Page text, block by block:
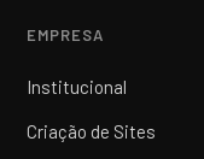
EMPRESA
Institucional
Criação de Sites